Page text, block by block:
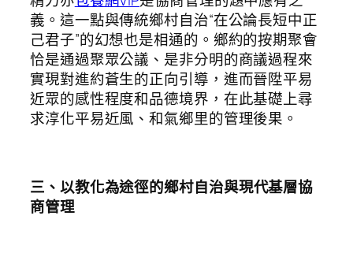
義。這一點與傳統鄉村自治“在公論長短中正
己君子”的幻想也是相通的。鄉約的按期聚會
恰是通過聚眾公議、是非分明的商議過程來
實現對進約蒼生的正向引導，進而晉陞平易
近眾的感性程度和品德境界，在此基礎上尋
求淳化平易近風、和氣鄉里的管理後果。
三 、 以教化為途徑的鄉村自治與現代基層協
商管理